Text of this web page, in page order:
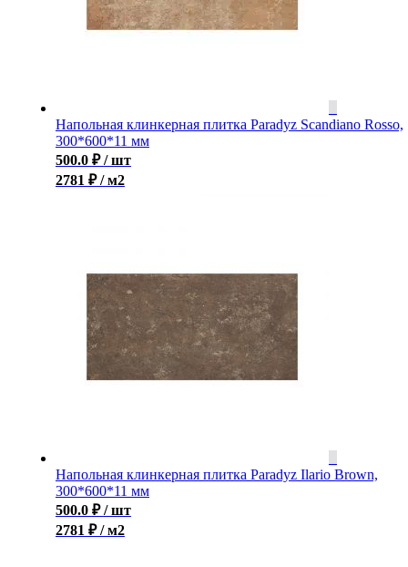
Напольная клинкерная плитка Paradyz Scandiano Rosso,
300*600*11 мм
500.0 ₽ / шт
2781 ₽ / м2
Напольная клинкерная плитка Paradyz Ilario Brown,
300*600*11 мм
500.0 ₽ / шт
2781 ₽ / м2